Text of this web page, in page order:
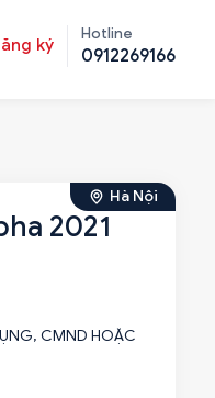
ký
Hotline
0912269166
Hà Nội
2021
CMND HOẶC